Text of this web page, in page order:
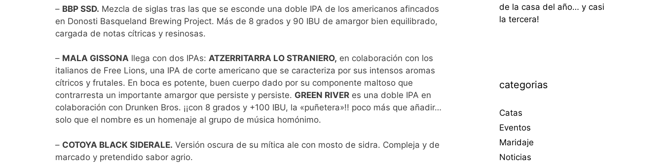
– BBP SSD. Mezcla de siglas tras las que se esconde una doble IPA de los americanos afincados
en Donosti Basqueland Brewing Project. Más de 8 grados y 90 IBU de amargor bien equilibrado,
cargada de notas cítricas y resinosas.
– MALA GISSONA llega con dos IPAs: ATZERRITARRA LO STRANIERO, en colaboración con los
italianos de Free Lions, una IPA de corte americano que se caracteriza por sus intensos aromas
cítricos y frutales. En boca es potente, buen cuerpo dado por su componente maltoso que
contrarresta un importante amargor que persiste y persiste. GREEN RIVER es una doble IPA en
colaboración con Drunken Bros. ¡¡con 8 grados y +100 IBU, la «puñetera»!! poco más que añadir…
solo que el nombre es un homenaje al grupo de música homónimo.
– COTOYA BLACK SIDERALE. Versión oscura de su mítica ale con mosto de sidra. Compleja y de
marcado y pretendido sabor agrio.
de la casa del año… y casi
la tercera!
categorias
Catas
Eventos
Maridaje
Noticias